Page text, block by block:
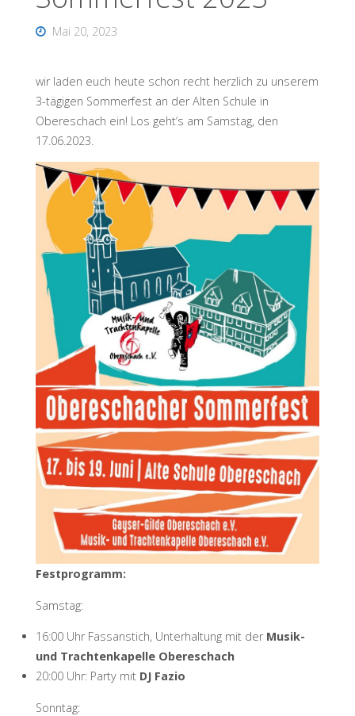
Mai 20, 2023
wir laden euch heute schon recht herzlich zu unserem
3-tägigen Sommerfest an der Alten Schule in
Obereschach ein! Los geht’s am Samstag, den
17.06.2023.
Festprogramm:
Samstag:
16:00 Uhr Fassanstich, Unterhaltung mit der Musik-
und Trachtenkapelle Obereschach
20:00 Uhr: Party mit DJ Fazio
Sonntag: